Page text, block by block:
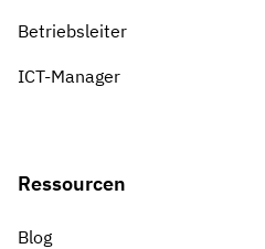
Betriebsleiter
ICT-Manager
Ressourcen
Blog